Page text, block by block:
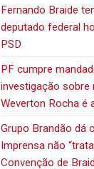
Fernando Braide
deputado federal
PSD
PF cumpre
investigação sobre
Weverton Rocha é
Grupo Brandão dá
Imprensa não
Convenção de